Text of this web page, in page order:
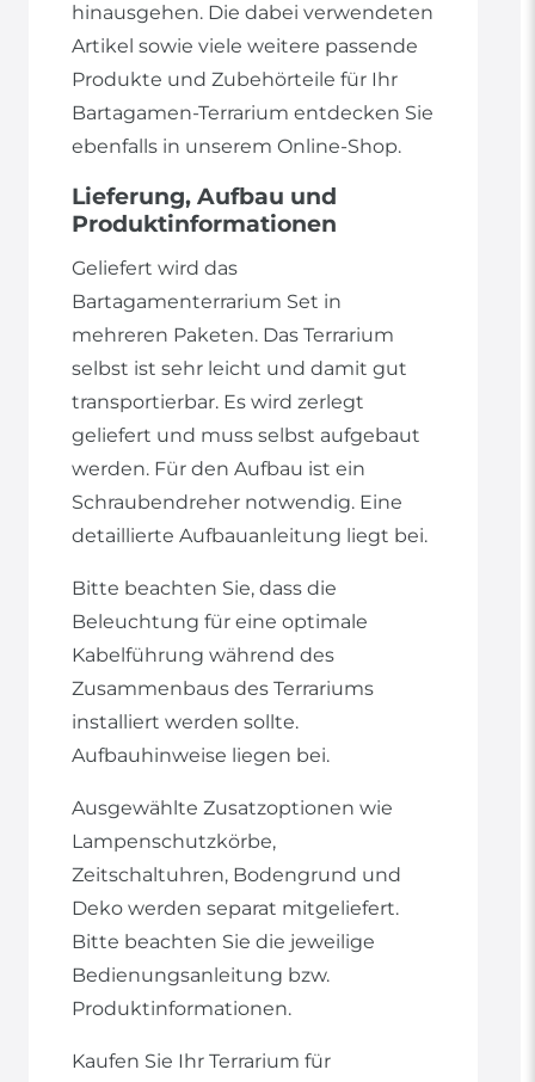
hinausgehen. Die dabei verwendeten
Artikel sowie viele weitere passende
Produkte und Zubehörteile für Ihr
Bartagamen-Terrarium entdecken Sie
ebenfalls in unserem Online-Shop.
Lieferung, Aufbau und
Produktinformationen
Geliefert wird das
Bartagamenterrarium Set in
mehreren Paketen. Das Terrarium
selbst ist sehr leicht und damit gut
transportierbar. Es wird zerlegt
geliefert und muss selbst aufgebaut
werden. Für den Aufbau ist ein
Schraubendreher notwendig. Eine
detaillierte Aufbauanleitung liegt bei.
Bitte beachten Sie, dass die
Beleuchtung für eine optimale
Kabelführung während des
Zusammenbaus des Terrariums
installiert werden sollte.
Aufbauhinweise liegen bei.
Ausgewählte Zusatzoptionen wie
Lampenschutzkörbe,
Zeitschaltuhren, Bodengrund und
Deko werden separat mitgeliefert.
Bitte beachten Sie die jeweilige
Bedienungsanleitung bzw.
Produktinformationen.
Kaufen Sie Ihr Terrarium für